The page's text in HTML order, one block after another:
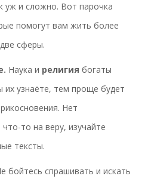
уж и сложно. Вот парочка
помогут вам жить более
сферы.
Наука и религия богаты
узнаёте, тем проще будет
Нет
то на веру, изучайте
тексты.
бойтесь спрашивать и искать